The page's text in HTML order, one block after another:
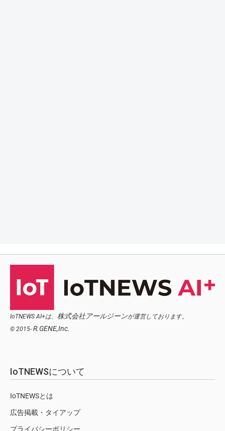
IoTNEWS AI+は、 株式会社アールジーンが運営しております。
© 2015- R.GENE,Inc.
IoTNEWSについて
IoTNEWSとは
広告掲載・タイアップ
プライバシーポリシー